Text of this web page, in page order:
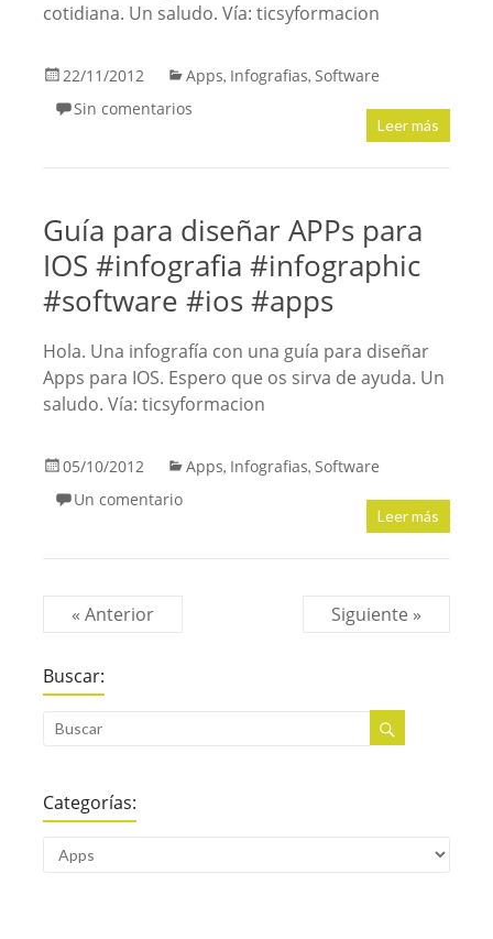
cotidiana. Un saludo. Vía: ticsyformacion
22/11/2012 Apps, Infografias, Software
Sin comentarios
Leer más
Guía para diseñar APPs para
IOS #infografia #infographic
#software #ios #apps
Hola. Una infografía con una guía para diseñar
Apps para IOS. Espero que os sirva de ayuda. Un
saludo. Vía: ticsyformacion
05/10/2012 Apps, Infografias, Software
Un comentario
Leer más
« Anterior Siguiente »
Buscar:
Categorías: